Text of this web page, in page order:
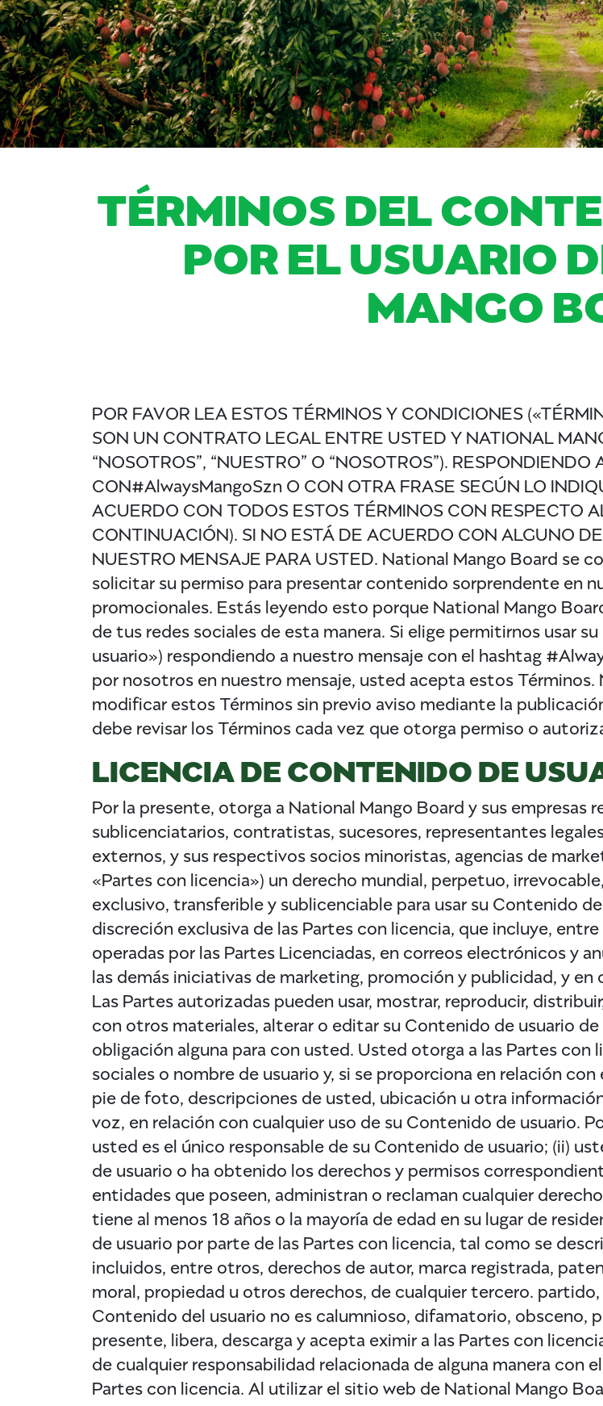
TÉRMINOS DEL
POR EL USUARIO
MANGO
POR FAVOR LEA ESTOS TÉRMINOS Y CONDICIONES
SON UN CONTRATO LEGAL ENTRE USTED Y NATIONAL
“NOSOTROS”, “NUESTRO” O “NOSOTROS”).
CON#AlwaysMangoSzn O CON OTRA FRASE SEGÚN LO
ACUERDO CON TODOS ESTOS TÉRMINOS CON RESPECTO
CONTINUACIÓN). SI NO ESTÁ DE ACUERDO CON ALGUNO
NUESTRO MENSAJE PARA USTED. National Mango Board se
solicitar su permiso para presentar contenido sorprendente en
promocionales. Estás leyendo esto porque National Mango
de tus redes sociales de esta manera. Si elige permitirnos usar
usuario») respondiendo a nuestro mensaje con el hashtag
por nosotros en nuestro mensaje, usted acepta estos
modificar estos Términos sin previo aviso mediante la
debe revisar los Términos cada vez que otorga permiso o
LICENCIA DE CONTENIDO DE
Por la presente, otorga a National Mango Board y sus empresas
sublicenciatarios, contratistas, sucesores, representantes
externos, y sus respectivos socios minoristas, agencias de
«Partes con licencia») un derecho mundial, perpetuo,
exclusivo, transferible y sublicenciable para usar su Contenido
discreción exclusiva de las Partes con licencia, que incluye,
operadas por las Partes Licenciadas, en correos electrónicos y
las demás iniciativas de marketing, promoción y publicidad, y
Las Partes autorizadas pueden usar, mostrar, reproducir,
con otros materiales, alterar o editar su Contenido de usuario
obligación alguna para con usted. Usted otorga a las Partes
sociales o nombre de usuario y, si se proporciona en relación
pie de foto, descripciones de usted, ubicación u otra
voz, en relación con cualquier uso de su Contenido de usuario.
usted es el único responsable de su Contenido de usuario; (ii)
de usuario o ha obtenido los derechos y permisos
entidades que poseen, administran o reclaman cualquier
tiene al menos 18 años o la mayoría de edad en su lugar de
de usuario por parte de las Partes con licencia, tal como se
incluidos, entre otros, derechos de autor, marca registrada,
moral, propiedad u otros derechos, de cualquier tercero. partido,
Contenido del usuario no es calumnioso, difamatorio, obsceno,
presente, libera, descarga y acepta eximir a las Partes con
de cualquier responsabilidad relacionada de alguna manera con
Partes con licencia. Al utilizar el sitio web de National Mango